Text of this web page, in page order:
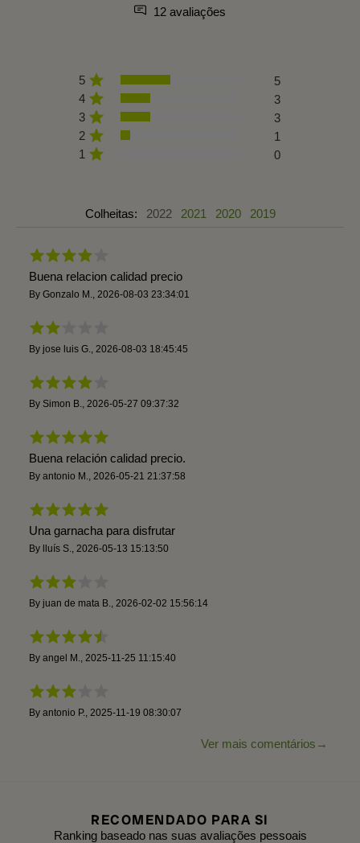
12 avaliações
5
5
4
3
3
3
2
1
1
0
Colheitas: 2022 2021 2020 2019
Buena relacion calidad precio
By Gonzalo M. 2026-08-03 23:34:01
By jose luis G. 2026-08-03 18:45:45
By Simon B. 2026-05-27 09:37:32
Buena relación calidad precio.
By antonio M. 2026-05-21 21:37:58
Una garnacha para disfrutar
By lluís S. 2026-05-13 15:13:50
By juan de mata B. 2026-02-02 15:56:14
By angel M. 2025-11-25 11:15:40
By antonio P. 2025-11-19 08:30:07
Ver mais comentários
RECOMENDADO PARA SI
Ranking baseado nas suas avaliações pessoais